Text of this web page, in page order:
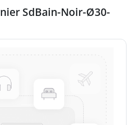
SdBain-Noir-Ø30-